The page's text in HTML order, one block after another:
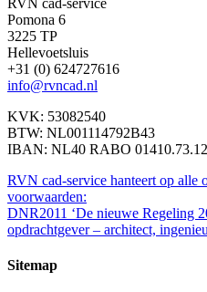
RVN cad-service
Pomona 6
3225 TP
Hellevoetsluis
+31 (0) 624727616
info@rvncad.nl
KVK: 53082540
BTW: NL001114792B43
IBAN: NL40 RABO
RVN cad-service hanteert op alle
voorwaarden:
DNR2011 ‘De nieuwe Regeling
opdrachtgever – architect,
Sitemap